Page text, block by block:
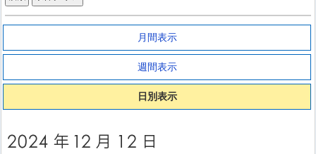
月間表示
週間表示
日別表示